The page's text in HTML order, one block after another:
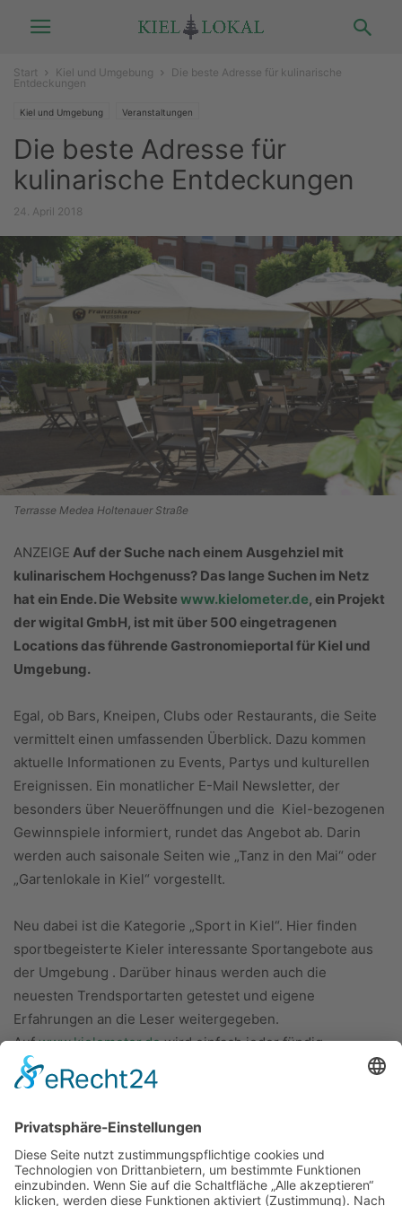
Start Kiel und Umgebung
Die beste Adresse für kulinarische
Entdeckungen
Kiel und Umgebung Veranstaltungen
Die beste Adresse für
kulinarische Entdeckungen
24. April 2018
Terrasse Medea Holtenauer Straße
ANZEIGE Auf der Suche nach einem Ausgehziel mit
kulinarischem Hochgenuss? Das lange Suchen im Netz
hat ein Ende. Die Website www.kielometer.de, ein Projekt
der wigital GmbH, ist mit über 500 eingetragenen
Locations das führende Gastronomieportal für Kiel und
Umgebung.
Egal, ob Bars, Kneipen, Clubs oder Restaurants, die Seite
vermittelt einen umfassenden Überblick. Dazu kommen
aktuelle Informationen zu Events, Partys und kulturellen
Ereignissen. Ein monatlicher E-Mail Newsletter, der
besonders über Neueröffnungen und die Kiel-bezogenen
Gewinnspiele informiert, rundet das Angebot ab. Darin
werden auch saisonale Seiten wie „Tanz in den Mai“ oder
„Gartenlokale in Kiel“ vorgestellt.
Neu dabei ist die Kategorie „Sport in Kiel“. Hier finden
sportbegeisterte Kieler interessante Sportangebote aus
der Umgebung . Darüber hinaus werden auch die
neuesten Trendsportarten getestet und eigene
Erfahrungen an die Leser weitergegeben.
Aufwww.kielometer.dewird einfach jeder fündig.